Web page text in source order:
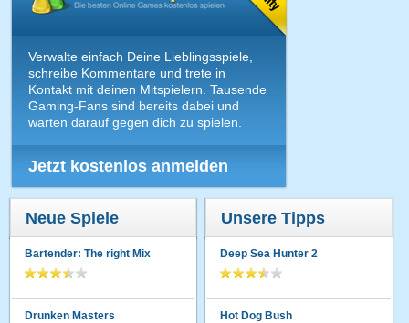
Verwalte einfach Deine Lieblingsspiele,
schreibe Kommentare und trete in
Kontakt mit deinen Mitspielern. Tausende
Gaming-Fans sind bereits dabei und
warten darauf gegen dich zu spielen.
Jetzt kostenlos anmelden
Neue Spiele
Bartender: The right Mix
Drunken Masters
Unsere Tipps
Deep Sea Hunter 2
Hot Dog Bush